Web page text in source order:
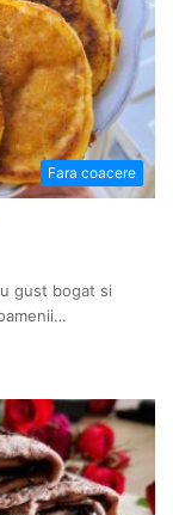
Fara coacere
gust bogat si